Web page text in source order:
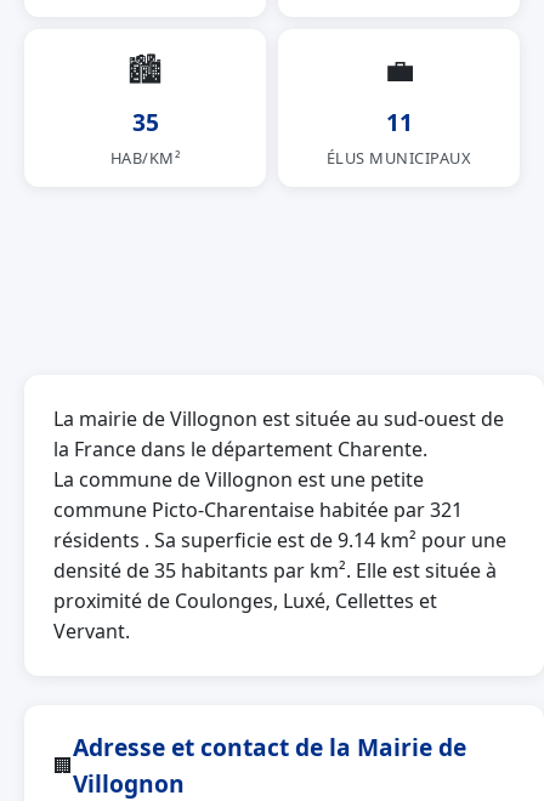
🏙
35
HAB/KM²
💼
11
ÉLUS MUNICIPAUX
La mairie de Villognon est située au sud-ouest de
la France dans le département Charente.
La commune de Villognon est une petite
commune Picto-Charentaise habitée par 321
résidents . Sa superficie est de 9.14 km² pour une
densité de 35 habitants par km². Elle est située à
proximité de Coulonges, Luxé, Cellettes et
Vervant.
🏢
Adresse et contact de la Mairie de
Villognon